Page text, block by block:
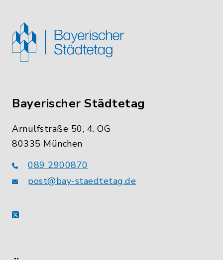
Bayerischer Städtetag
Arnulfstraße 50, 4. OG
80335 München
089 2900870
post@bay-staedtetag.de
X